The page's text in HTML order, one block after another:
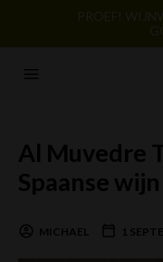
PROEF!
Al Muvedre
Spaanse
MICHAEL 1